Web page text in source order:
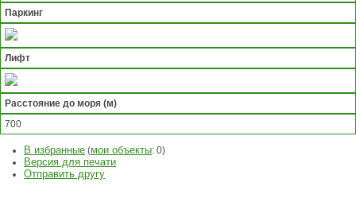
Паркинг
Лифт
Расстояние до моря (м)
700
В избранные (мои объекты: 0)
Версия для печати
Отправить другу